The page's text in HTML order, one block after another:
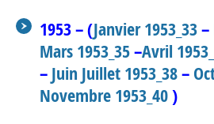
1953 – (Janvier 1953_33–
Mars 1953_35–Avril
– Juin Juillet 1953_38–
Novembre 1953_40)